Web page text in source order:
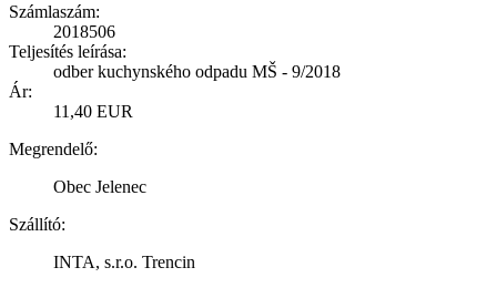
Számlaszám:
2018506
Teljesítés leírása:
odber kuchynského odpadu MŠ - 9/2018
Ár:
11,40 EUR
Megrendelő:
Obec Jelenec
Szállító:
INTA, s.r.o. Trencin